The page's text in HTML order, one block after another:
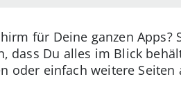
für Deine ganzen
dass Du alles im Blick
oder einfach weitere